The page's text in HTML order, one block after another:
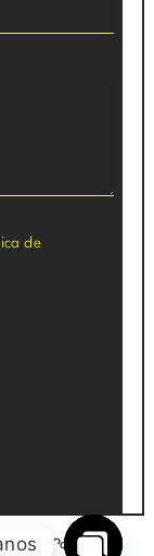
de
legal Política de